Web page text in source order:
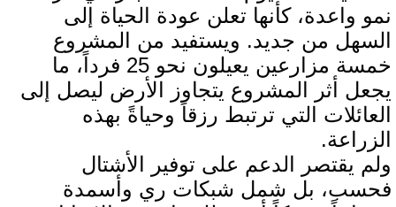
نمو واعدة، كأنها تعلن عودة الحياة إلى
السهل من جديد. ويستفيد من المشروع
خمسة مزارعين يعيلون نحو 25 فرداً، ما
يجعل أثر المشروع يتجاوز الأرض ليصل إلى
العائلات التي ترتبط رزقاً وحياةً بهذه
الزراعة.
ولم يقتصر الدعم على توفير الأشتال
فحسب، بل شمل شبكات ري وأسمدة